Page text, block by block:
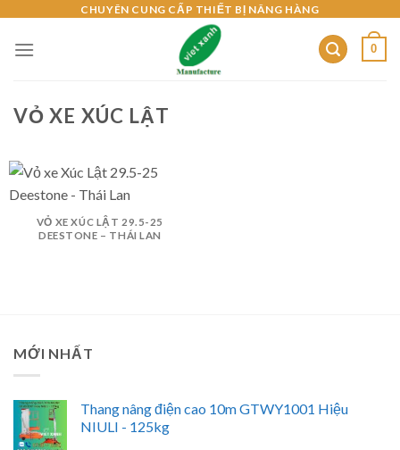
content
CHUYÊN CUNG CẤP THIẾT BỊ NÂNG HÀNG
0
VỎ XE XÚC LẬT
VỎ XE XÚC LẬT 29.5-25
DEESTONE – THÁI LAN
MỚI NHẤT
Thang nâng điện cao 10m GTWY1001 Hiệu
NIULI - 125kg